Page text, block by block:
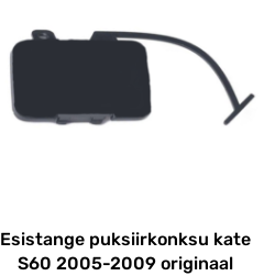
Esistange puksiirkonksu kate
S60 2005-2009 originaal